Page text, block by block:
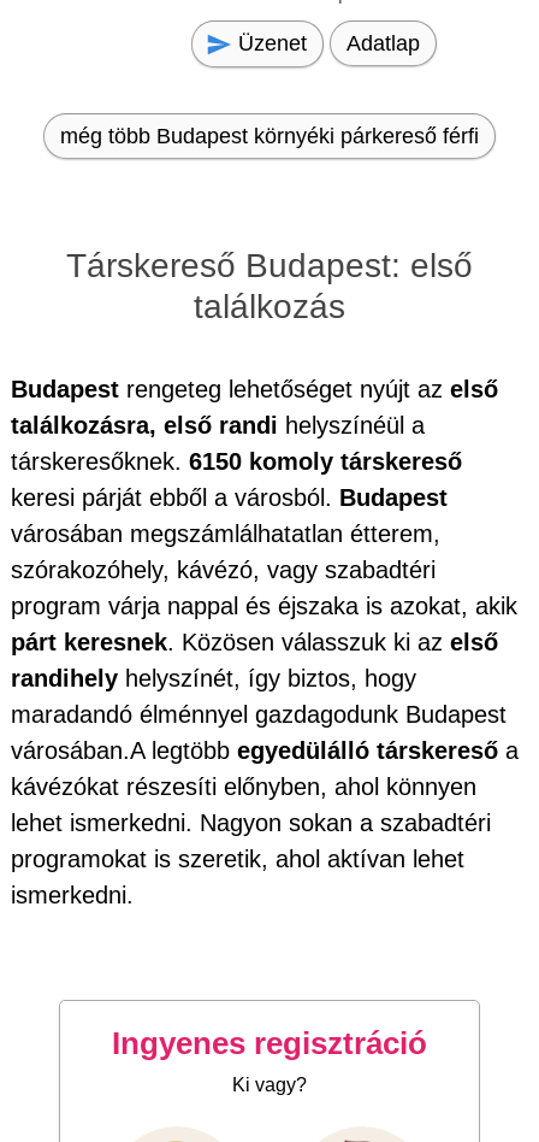
Üzenet Adatlap
még több Budapest környéki párkereső férfi
Társkereső Budapest: első
találkozás
Budapest rengeteg lehetőséget nyújt az első
találkozásra, első randi helyszínéül a
társkeresőknek. 6150 komoly társkereső
keresi párját ebből a városból. Budapest
városában megszámlálhatatlan étterem,
szórakozóhely, kávézó, vagy szabadtéri
program várja nappal és éjszaka is azokat, akik
párt keresnek. Közösen válasszuk ki az első
randihely helyszínét, így biztos, hogy
maradandó élménnyel gazdagodunk Budapest
városában.A legtöbb egyedülálló társkereső a
kávézókat részesíti előnyben, ahol könnyen
lehet ismerkedni. Nagyon sokan a szabadtéri
programokat is szeretik, ahol aktívan lehet
ismerkedni.
Ingyenes regisztráció
Ki vagy?